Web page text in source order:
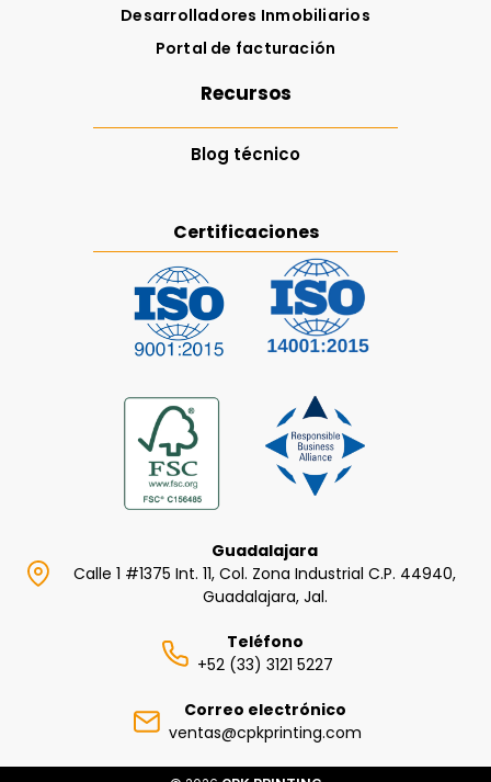
Desarrolladores Inmobiliarios
Portal de facturación
Recursos
Blog técnico
Certificaciones
Guadalajara
Calle 1 #1375 Int. 11, Col. Zona Industrial C.P. 44940,
Guadalajara, Jal.
Teléfono
+52 (33) 3121 5227
Correo electrónico
ventas@cpkprinting.com